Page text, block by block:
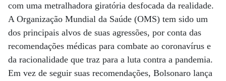
com uma metralhadora giratória desfocada da realidade.
A Organização Mundial da Saúde (OMS) tem sido um
dos principais alvos de suas agressões, por conta das
recomendações médicas para combate ao coronavírus e
da racionalidade que traz para a luta contra a pandemia.
Em vez de seguir suas recomendações, Bolsonaro lança